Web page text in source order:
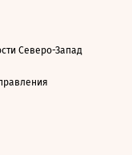
Северо-Запад